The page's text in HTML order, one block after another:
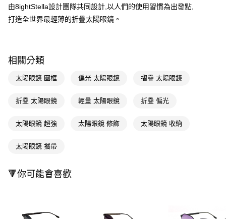
【關於「AFTEE先享後付」】
AFTEE先享後付是「在收到商品之後才付款」的支付方式。 讓您購物簡單
便利好安心！
１．於結帳方式選擇「AFTEE先享後付」後，將跳轉至「AFTEE先享後付」
２．訂單成立數日內，您將收到繳費通知簡訊。
３．收到繳費通知簡訊後14天內，點擊此簡訊中的連結，可透過四大超商／
※ 請注意：結帳手續完成當下不需立刻繳費，但若您需要取消訂單，請聯絡
後付繳納相關費用。
※ 交易是否成功請以「AFTEE先享後付 」之結帳頁面顯示為準，若有關於
客戶支援中心」https://netprotections.freshdesk.com/support/home
權轉讓予恩沛科技股份有限公司。
運送方式
每筆NT$300
由8ightStella設計團隊共同設計,以人們的使用習慣為出發點,
打造全世界最輕薄的折疊太陽眼鏡。
相關分類
太陽眼鏡 圓框 偏光 太陽眼鏡 摺疊 太陽眼鏡
折疊 太陽眼鏡 輕量 太陽眼鏡 折疊 偏光
太陽眼鏡 超強 太陽眼鏡 修飾 太陽眼鏡 收納
太陽眼鏡 攜帶
🔻你可能會喜歡